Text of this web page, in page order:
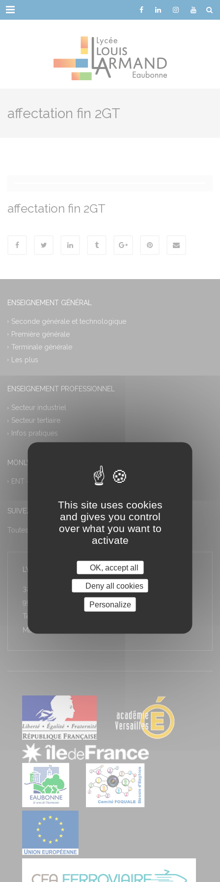
Menu
affectation fin 2GT
affectation fin 2GT
ENSEIGNEMENT GÉNÉRAL
Seconde générale et technologique
Première générale
Terminale générale
Les plus
ENSEIGNEMENT PROFESSIONNEL
Secteur industriel
Secteur tertiaire
Infos pratiques
MONLYCEE.NET (ENT) – PRONOTE
ENT – Accès à PRONOTE
SUIVEZ-NOUS
Toutes les actualités
LYCÉE LOUIS ARMAND
32 rue Stéphane Proust
95600 Eaubonne
Téléphone : 01 34 06 10 30
Mail : ce.0951974e@ac-versailles.fr
Cookies management panel
This site uses cookies
and gives you control
over what you want to
activate
OK, accept all
Deny all cookies
Personalize